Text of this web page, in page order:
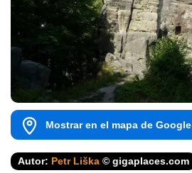
Mostrar en el mapa de Google
Autor: Petr Liška © gigaplaces.com